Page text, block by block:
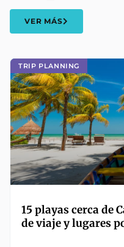
TRIP PLANNING
15 playas cerca de
de viaje y lugares
VER MÁS